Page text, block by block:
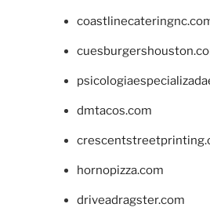
dmtacos.com
hornopizza.com
driveadragster.com